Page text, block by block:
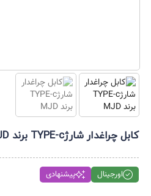
کابل چراغدار شارژTYPE-c برند MJD
اورجینال پیشنهادی